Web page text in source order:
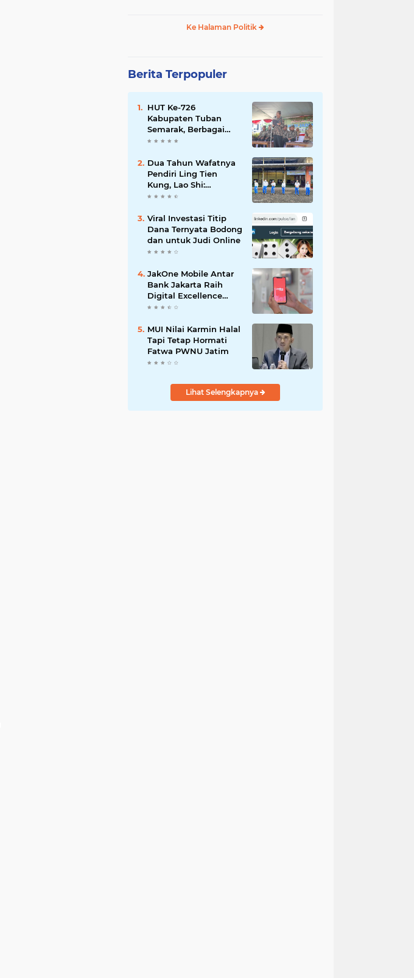
Ke Halaman Politik
Berita Terpopuler
HUT Ke-726
Kabupaten Tuban
Semarak, Berbagai
Prestasinya Pun
Dua Tahun Wafatnya
Pendiri Ling Tien
Kung, Lao Shi:
Amanah Harus Kita
Viral Investasi Titip
Dana Ternyata Bodong
dan untuk Judi Online
JakOne Mobile Antar
Bank Jakarta Raih
Digital Excellence
Awards 2026
MUI Nilai Karmin Halal
Tapi Tetap Hormati
Fatwa PWNU Jatim
Lihat Selengkapnya